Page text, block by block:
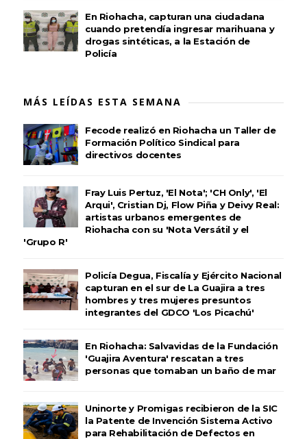
En Riohacha, capturan una ciudadana
cuando pretendía ingresar marihuana y
drogas sintéticas, a la Estación de
Policía
MÁS LEÍDAS ESTA SEMANA
Fecode realizó en Riohacha un Taller de
Formación Político Sindical para
directivos docentes
Fray Luis Pertuz, 'El Nota'; 'CH Only', 'El
Arqui', Cristian Dj, Flow Piña y Deivy Real:
artistas urbanos emergentes de
Riohacha con su 'Nota Versátil y el
'Grupo R'
Policía Degua, Fiscalía y Ejército Nacional
capturan en el sur de La Guajira a tres
hombres y tres mujeres presuntos
integrantes del GDCO 'Los Picachú'
En Riohacha: Salvavidas de la Fundación
'Guajira Aventura' rescatan a tres
personas que tomaban un baño de mar
Uninorte y Promigas recibieron de la SIC
la Patente de Invención Sistema Activo
para Rehabilitación de Defectos en